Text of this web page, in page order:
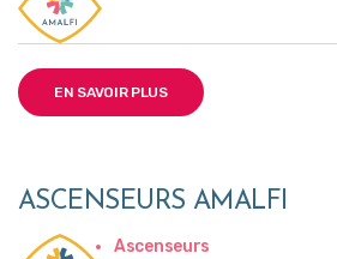
EN SAVOIR PLUS
ASCENSEURS AMALFI
Ascenseurs